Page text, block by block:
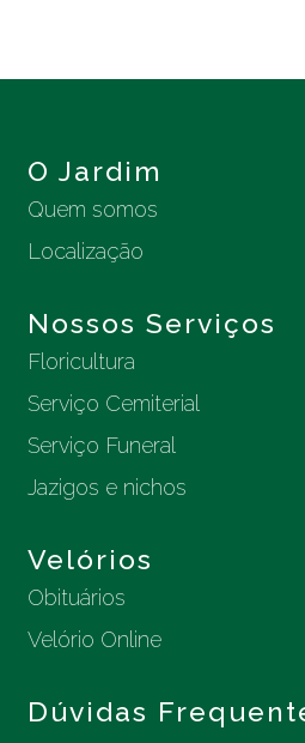
O Jardim
Quem somos
Localização
Nossos Serviços
Floricultura
Serviço Cemiterial
Serviço Funeral
Jazigos e nichos
Velórios
Obituários
Velório Online
Dúvidas